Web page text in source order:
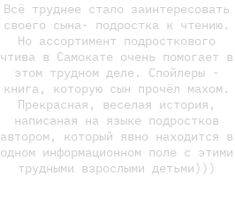
Всё труднее стало заинтересовать
своего сына- подростка к чтению.
Но ассортимент подросткового
чтива в Самокате очень помогает в
этом трудном деле. Спойлеры -
книга, которую сын прочёл махом.
Прекрасная, веселая история,
написаная на языке подростков
автором, который явно находится в
одном информационном поле с этими
трудными взрослыми детьми)))